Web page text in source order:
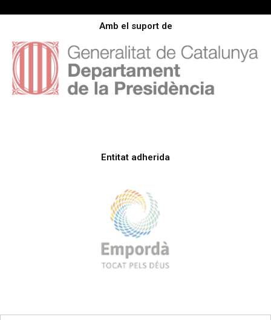
Amb el suport de
Entitat adherida